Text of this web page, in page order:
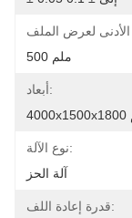
500 ملم
أبعاد:
نوع الآلة:
آلة الحز
قدرة إعادة اللف: